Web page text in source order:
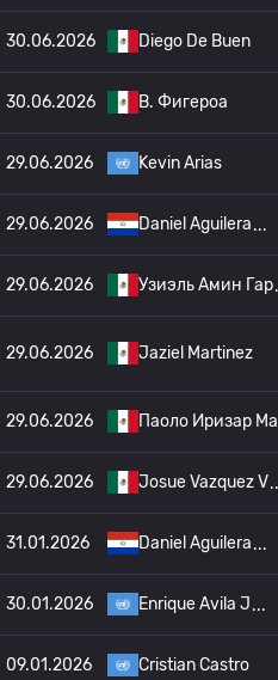
30.06.2026 Diego De Buen
30.06.2026 B. Фигероа
29.06.2026 Kevin Arias
29.06.2026 Daniel Aguilera
29.06.2026 Узиэль Амин Гар
29.06.2026 Jaziel Martinez
29.06.2026 Паоло Иризар Ма
29.06.2026 Josue Vazquez V
31.01.2026 Daniel Aguilera
30.01.2026 Enrique Avila J
09.01.2026 Cristian Castro